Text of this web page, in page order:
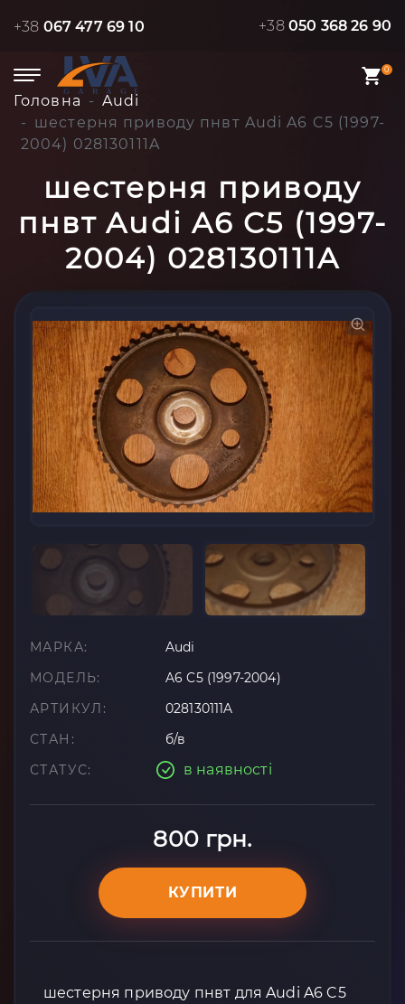
+38 067 477 69 10 +38 050 368 26 90
0
Головна
Audi
шестерня приводу пнвт Audi A6 C5 (1997-
2004) 028130111A
шестерня приводу
пнвт Audi A6 C5 (1997-
2004) 028130111A
МАРКА:
Audi
МОДЕЛЬ:
A6 C5 (1997-2004)
АРТИКУЛ:
028130111A
СТАН:
б/в
СТАТУС:
в наявності
800 грн.
КУПИТИ
шестерня приводу пнвт для Audi A6 C5